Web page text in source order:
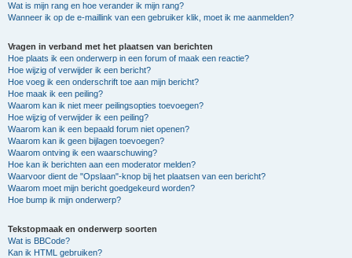
Wat is mijn rang en hoe verander ik mijn rang?
Wanneer ik op de e-maillink van een gebruiker klik, moet ik me aanmelden?
Vragen in verband met het plaatsen van berichten
Hoe plaats ik een onderwerp in een forum of maak een reactie?
Hoe wijzig of verwijder ik een bericht?
Hoe voeg ik een onderschrift toe aan mijn bericht?
Hoe maak ik een peiling?
Waarom kan ik niet meer peilingsopties toevoegen?
Hoe wijzig of verwijder ik een peiling?
Waarom kan ik een bepaald forum niet openen?
Waarom kan ik geen bijlagen toevoegen?
Waarom ontving ik een waarschuwing?
Hoe kan ik berichten aan een moderator melden?
Waarvoor dient de "Opslaan"-knop bij het plaatsen van een bericht?
Waarom moet mijn bericht goedgekeurd worden?
Hoe bump ik mijn onderwerp?
Tekstopmaak en onderwerp soorten
Wat is BBCode?
Kan ik HTML gebruiken?